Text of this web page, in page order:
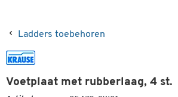
Ladders toebehoren
Voetplaat met rubberlaag, 4 st.